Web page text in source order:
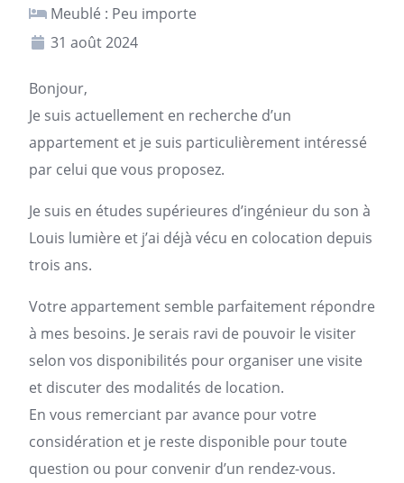
Meublé : Peu importe
31 août 2024
Bonjour,
Je suis actuellement en recherche d’un
appartement et je suis particulièrement intéressé
par celui que vous proposez.
Je suis en études supérieures d’ingénieur du son à
Louis lumière et j’ai déjà vécu en colocation depuis
trois ans.
Votre appartement semble parfaitement répondre
à mes besoins. Je serais ravi de pouvoir le visiter
selon vos disponibilités pour organiser une visite
et discuter des modalités de location.
En vous remerciant par avance pour votre
considération et je reste disponible pour toute
question ou pour convenir d’un rendez-vous.